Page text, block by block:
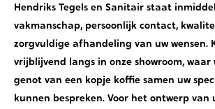
Hendriks Tegels en Sanitair staat
vakmanschap, persoonlijk contact,
zorgvuldige afhandeling van uw wensen.
vrijblijvend langs in onze showroom,
genot van een kopje koffie samen uw
kunnen bespreken. Voor het ontwerp van